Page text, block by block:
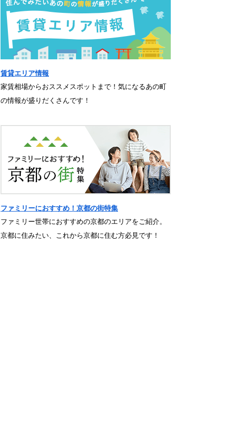
賃貸エリア情報
家賃相場からおススメスポットまで！気になるあの町
の情報が盛りだくさんです！
ファミリーにおすすめ！京都の街特集
ファミリー世帯におすすめの京都のエリアをご紹介。
京都に住みたい、これから京都に住む方必見です！